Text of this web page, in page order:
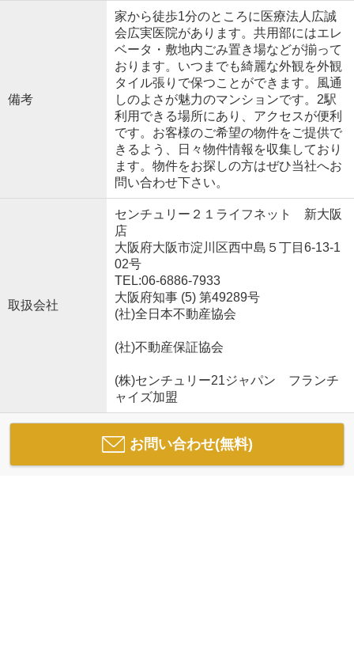
備考
家から徒歩1分のところに医療法人広誠
会広実医院があります。共用部にはエレ
ベータ・敷地内ごみ置き場などが揃って
おります。いつまでも綺麗な外観を外観
タイル張りで保つことができます。風通
しのよさが魅力のマンションです。2駅
利用できる場所にあり、アクセスが便利
です。お客様のご希望の物件をご提供で
きるよう、日々物件情報を収集しており
ます。物件をお探しの方はぜひ当社へお
問い合わせ下さい。
取扱会社
センチュリー２１ライフネット 新大阪
店
大阪府大阪市淀川区西中島５丁目6-13-1
02号
TEL:06-6886-7933
大阪府知事 (5) 第49289号
(社)全日本不動産協会
(社)不動産保証協会
(株)センチュリー21ジャパン フランチ
ャイズ加盟
お問い合わせ(無料)